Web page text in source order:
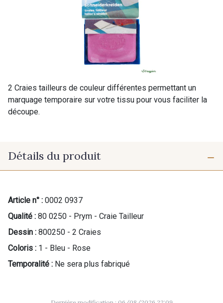
2 Craies tailleurs de couleur différentes permettant un
marquage temporaire sur votre tissu pour vous faciliter la
découpe.
Détails du produit
Article n° : 0002 0937
Qualité : 80 0250 - Prym - Craie Tailleur
Dessin : 800250 - 2 Craies
Coloris : 1 - Bleu - Rose
Temporalité : Ne sera plus fabriqué